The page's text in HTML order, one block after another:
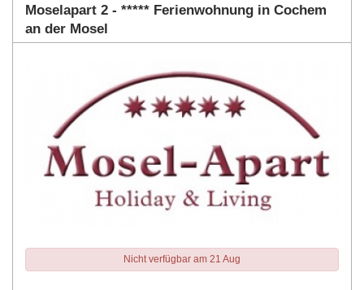
Moselapart 2 - ***** Ferienwohnung in Cochem
an der Mosel
Nicht verfügbar am 21 Aug